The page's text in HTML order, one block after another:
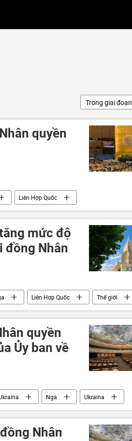
Trong giai đoạn
quyền
Liên Hợp Quốc
hệ quốc tế
mức độ
đồng Nhân
Liên Hợp Quốc
Thế giới
quyền
Ủy ban về
Nga
Ukraina
Tây
Gennady Gatilov
Nhân